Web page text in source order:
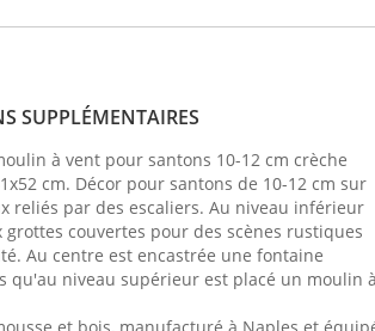
SUPPLÉMENTAIRES
à vent pour santons 10-12 cm crèche
cm. Décor pour santons de 10-12 cm sur
reliés par des escaliers. Au niveau inférieur
couvertes pour des scènes rustiques
Au centre est encastrée une fontaine
qu'au niveau supérieur est placé un moulin